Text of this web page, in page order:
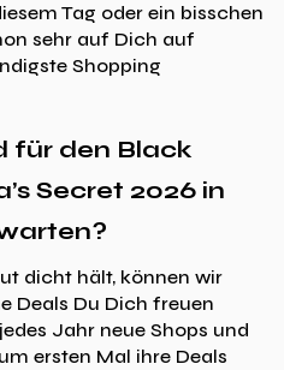
Tag oder ein bisschen
sehr auf Dich auf
Shopping
für den Black
Secret 2026 in
dicht hält, können wir
Deals Du Dich freuen
Jahr neue Shops und
ersten Mal ihre Deals